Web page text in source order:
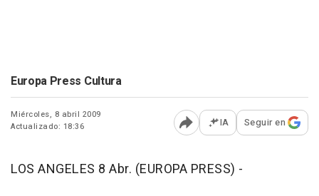
Europa Press Cultura
Miércoles, 8 abril 2009
Actualizado: 18:36
Abrir opciones para
IA Seguir en
LOS ANGELES 8 Abr. (EUROPA PRESS) -